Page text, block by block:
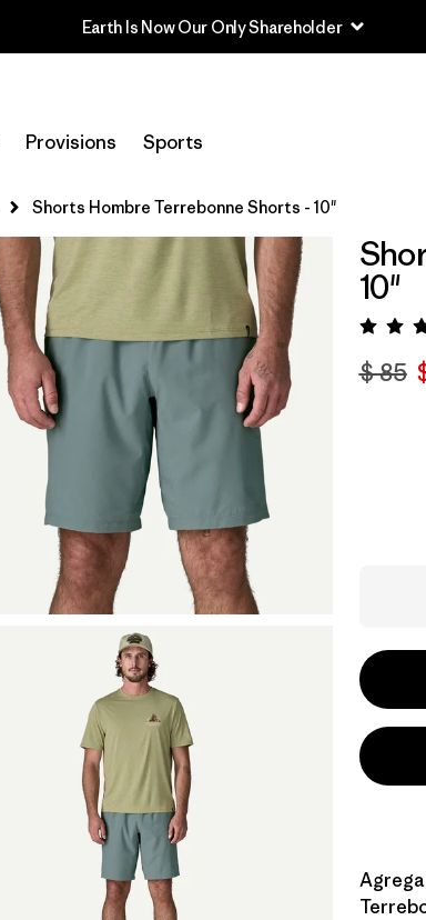
Earth Is Now Our Only Shareholder
Provisions Sports
Shorts Hombre Terrebonne Shorts - 10"
10"
$ 85